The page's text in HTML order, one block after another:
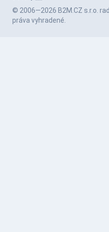
© 2006—2026 B2M.CZ s.r.o.
práva vyhradené.